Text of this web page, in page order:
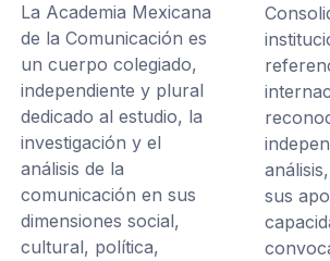
La Academia Mexicana
de la Comunicación es
un cuerpo colegiado,
independiente y plural
dedicado al estudio, la
investigación y el
análisis de la
comunicación en sus
dimensiones social,
cultural, política,
sus